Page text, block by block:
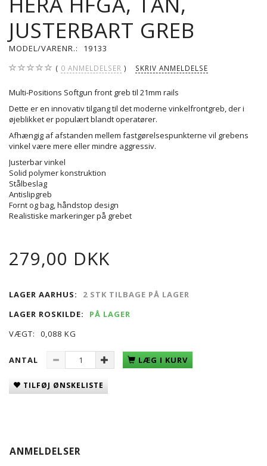
JUSTERBART GREB
MODEL/VARENR.: 19133
0 ANMELDELSER SKRIV ANMELDELSE
Multi-Positions Softgun front greb til 21mm rails
Dette er en innovativ tilgang til det moderne vinkelfrontgreb, der i
øjeblikket er populært blandt operatører.
Afhængig af afstanden mellem fastgørelsespunkterne vil grebens
vinkel være mere eller mindre aggressiv.
Justerbar vinkel
Solid polymer konstruktion
Stålbeslag
Antislipgreb
Fornt og bag, håndstop design
Realistiske markeringer på grebet
279,00 DKK
LAGER AARHUS:
2 STK TILBAGE PÅ LAGER
LAGER ROSKILDE:
PÅ LAGER
VÆGT:
0,088 KG
ANTAL LÆG I KURV
TILFØJ ØNSKELISTE
ANMELDELSER